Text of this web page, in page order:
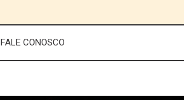
FALE CONOSCO